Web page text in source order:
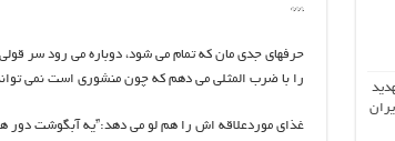
***
را با ضرب المثلی می دهم که چون منشوری است نمی
غذای موردعلاقه اش را هم لو می دهد:”یه آبگوشت دور